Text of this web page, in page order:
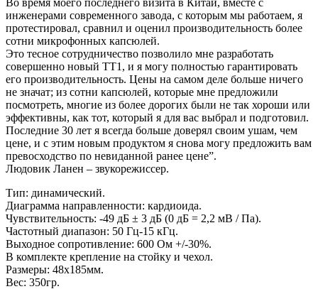
инженерами современного завода, с которым мы работаем, я
протестировал, сравнил и оценил производительность более
сотни микрофонных капсюлей.
Это тесное сотрудничество позволило мне разработать
совершенно новый TT1, и я могу полностью гарантировать
его производительность. Цены на самом деле больше ничего
не значат; из сотни капсюлей, которые мне предложили
посмотреть, многие из более дорогих были не так хороши или
эффективны, как тот, который я для вас выбрал и подготовил.
Последние 30 лет я всегда больше доверял своим ушам, чем
цене, и с этим новым продуктом я снова могу предложить вам
превосходство по невиданной ранее цене”.
Людовик Ланен – звукорежиссер.
Тип: динамический.
Диаграмма направленности: кардиоида.
Чувствительность: -49 дБ ± 3 дБ (0 дБ = 2,2 мВ / Па).
Частотный диапазон: 50 Гц-15 кГц.
Выходное сопротивление: 600 Ом +/-30%.
В комплекте крепление на стойку и чехол.
Размеры: 48х185мм.
Вес: 350гр.